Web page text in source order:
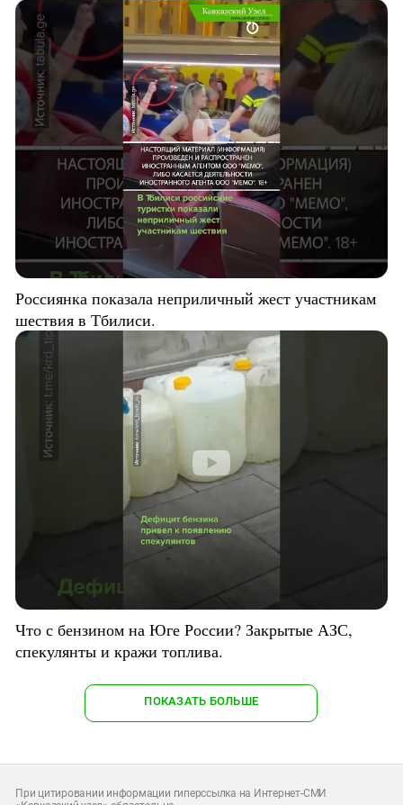
Россиянка показала неприличный жест участникам
шествия в Тбилиси.
Что с бензином на Юге России? Закрытые АЗС,
спекулянты и кражи топлива.
ПОКАЗАТЬ БОЛЬШЕ
При цитировании информации гиперссылка на Интернет-СМИ